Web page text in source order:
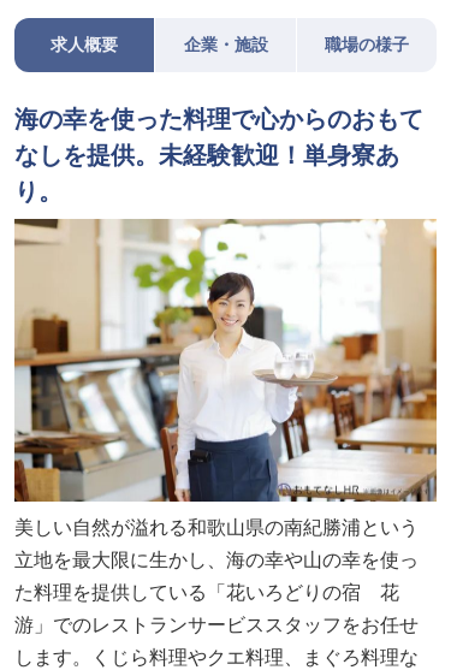
求人概要 企業・施設 職場の様子
海の幸を使った料理で心からのおもて
なしを提供。未経験歓迎！単身寮あ
り。
美しい自然が溢れる和歌山県の南紀勝浦という
立地を最大限に生かし、海の幸や山の幸を使っ
た料理を提供している「花いろどりの宿 花
游」でのレストランサービススタッフをお任せ
します。くじら料理やクエ料理、まぐろ料理な